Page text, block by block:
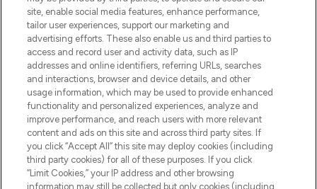
sowie Make-Up von über 200
renommierten Marken. Shoppe online
oder über die App mit kostenloser
Lieferung ab einem Einkaufswert von 30€.
Cookie-Einwilligung
Do Not Sell or Share My Personal
Information
HILFE & INFORMATION
site, enable social media features, enhance performance,
tailor user experiences, support our marketing and
advertising efforts. These also enable us and third parties to
access and record user and activity data, such as IP
addresses and online identifiers, referring URLs, searches
and interactions, browser and device details, and other
usage information, which may be used to provide enhanced
functionality and personalized experiences, analyze and
improve performance, and reach users with more relevant
content and ads on this site and across third party sites. If
you click “Accept All” this site may deploy cookies (including
third party cookies) for all of these purposes. If you click
“Limit Cookies,” your IP address and other browsing
information may still be collected but only cookies (including